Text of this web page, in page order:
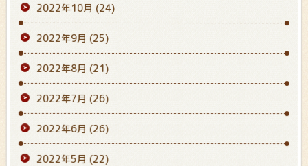
2022年10月 (24)
2022年9月 (25)
2022年8月 (21)
2022年7月 (26)
2022年6月 (26)
2022年5月 (22)